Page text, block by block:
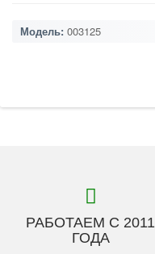
Модель: 003125
РАБОТАЕМ С 2011
ГОДА